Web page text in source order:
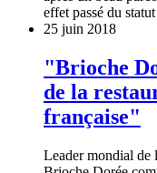
effet passé du
25 juin 2018
"Brioche
de la
française"
Leader mondial de